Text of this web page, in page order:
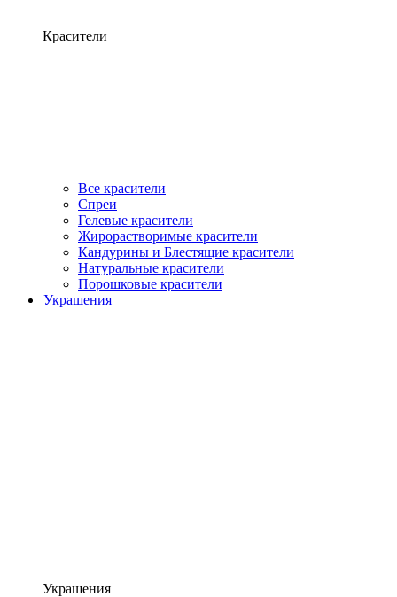
Красители
Все красители
Спреи
Гелевые красители
Жирорастворимые красители
Кандурины и Блестящие красители
Натуральные красители
Порошковые красители
Украшения
Украшения